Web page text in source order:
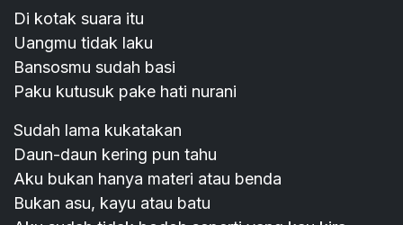
Di kotak suara itu
Uangmu tidak laku
Bansosmu sudah basi
Paku kutusuk pake hati nurani
Sudah lama kukatakan
Daun-daun kering pun tahu
Aku bukan hanya materi atau benda
Bukan asu, kayu atau batu